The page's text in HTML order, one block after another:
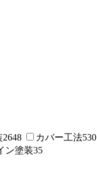
2648 カバー工法530
ン塗装35